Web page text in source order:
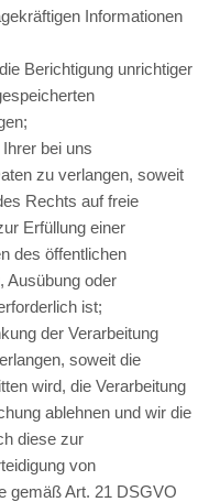
Informationen
Berichtigung unrichtiger
bei uns
zu verlangen, soweit
Rechts auf freie
Erfüllung einer
des öffentlichen
Ausübung oder
ist;
der Verarbeitung
soweit die
wird, die Verarbeitung
ablehnen und wir die
diese zur
von
gemäß Art. 21 DSGVO